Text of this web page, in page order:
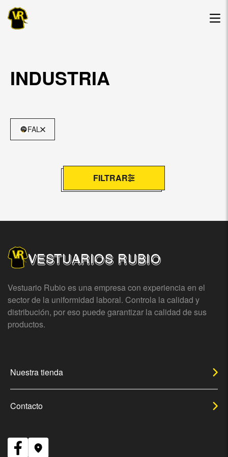
INDUSTRIA
FAL
FILTRAR
VESTUARIOS RUBIO
Vestuario Rubio es una empresa con experiencia en el
sector de la uniformidad laboral. Controla la calidad y
distribución, por eso puede garantizar la calidad de sus
productos.
Nuestra tienda
Contacto